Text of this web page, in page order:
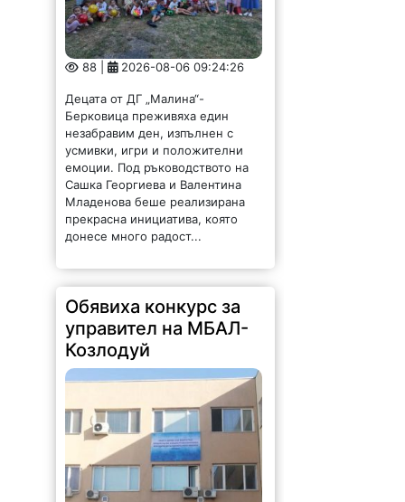
88 | 2026-08-06 09:24:26
Децата от ДГ „Малина“-
Берковица преживяха един
незабравим ден, изпълнен с
усмивки, игри и положителни
емоции. Под ръководството на
Сашка Георгиева и Валентина
Младенова беше реализирана
прекрасна инициатива, която
донесе много радост...
Обявиха конкурс за
управител на МБАЛ-
Козлодуй